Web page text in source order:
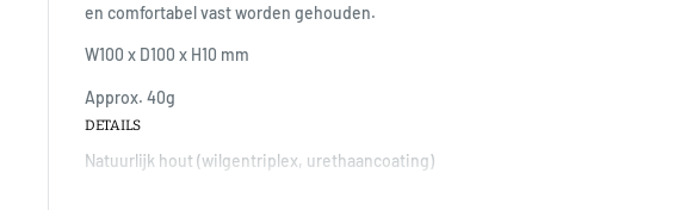
en comfortabel vast worden gehouden.
W100 x D100 x H10 mm
Approx. 40g
DETAILS
Natuurlijk hout (wilgentriplex, urethaancoating)